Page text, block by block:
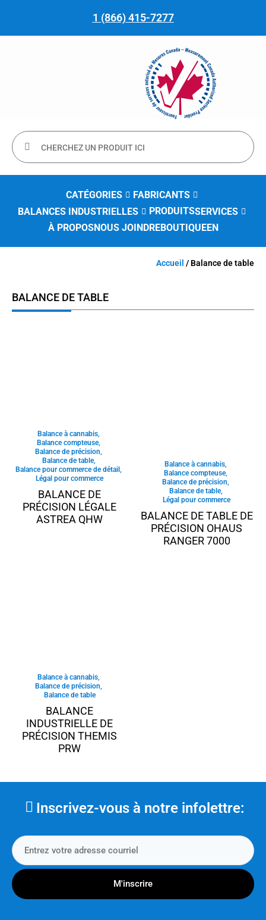
1 (866) 415-7277
CATÉGORIES
FABRICANTS
BALANCES INDUSTRIELLES
PRODUITSSERVICES
À PROPOSNOUS JOINDREBOUTIQUEEN
Accueil / Balance de table
BALANCE DE TABLE
Balance à cannabis
Balance compteuse,
Balance de précision
Balance de table,
Balance pour commerce de détail
Légal pour commerce
BALANCE DE
PRÉCISION LÉGALE
ASTREA QHW
Balance à cannabis,
Balance compteuse,
Balance de précision,
Balance de table,
Légal pour commerce
BALANCE DE TABLE DE
PRÉCISION OHAUS
RANGER 7000
Balance à cannabis,
Balance de précision,
Balance de table
BALANCE
INDUSTRIELLE DE
PRÉCISION THEMIS
PRW
Inscrivez-vous à notre infolettre:
M'inscrire